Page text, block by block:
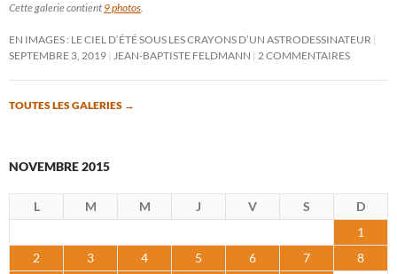
Cette galerie contient 9 photos.
EN IMAGES : LE CIEL D’ÉTÉ SOUS LES CRAYONS D’UN ASTRODESSINATEUR
SEPTEMBRE 3, 2019 JEAN-BAPTISTE FELDMANN 2 COMMENTAIRES
TOUTES LES GALERIES →
NOVEMBRE 2015
L M M J V S
D
1
2
3 4 5 6 7
8